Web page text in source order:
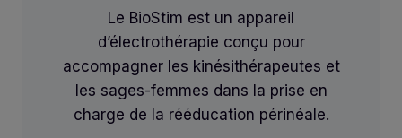
Le BioStim est un appareil
d’électrothérapie conçu pour
accompagner les kinésithérapeutes et
les sages-femmes dans la prise en
charge de la rééducation périnéale.